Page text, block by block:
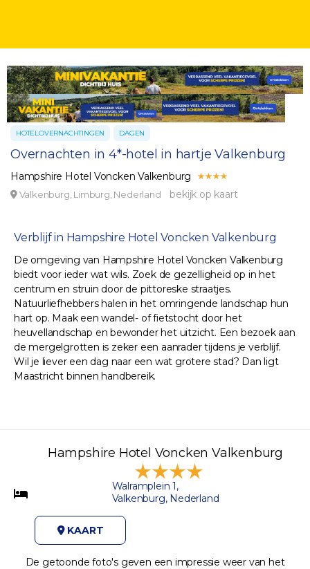
HOTELOVERNACHTINGEN DAGEN
Overnachten in 4*-hotel in hartje Valkenburg
Hampshire Hotel Voncken Valkenburg
Valkenburg, Limburg, Nederland bekijk op kaart
Verblijf in Hampshire Hotel Voncken Valkenburg
De omgeving van Hampshire Hotel Voncken Valkenburg
biedt voor ieder wat wils. Zoek de gezelligheid op in het
centrum en struin door de pittoreske straatjes.
Natuurliefhebbers halen in het omringende landschap hun
hart op. Maak een wandel- of fietstocht door het
heuvellandschap en bewonder het uitzicht. Een bezoek aan
de mergelgrotten is zeker een aanrader tijdens je verblijf.
Wil je liever een dag naar een wat grotere stad? Dan ligt
Maastricht binnen handbereik.
Hampshire Hotel Voncken Valkenburg
Walramplein 1,
Valkenburg, Nederland
KAART
De getoonde foto's geven een impressie weer van het